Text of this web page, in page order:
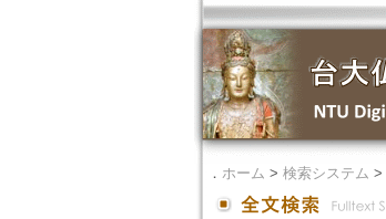
． ホーム > 検索システム >